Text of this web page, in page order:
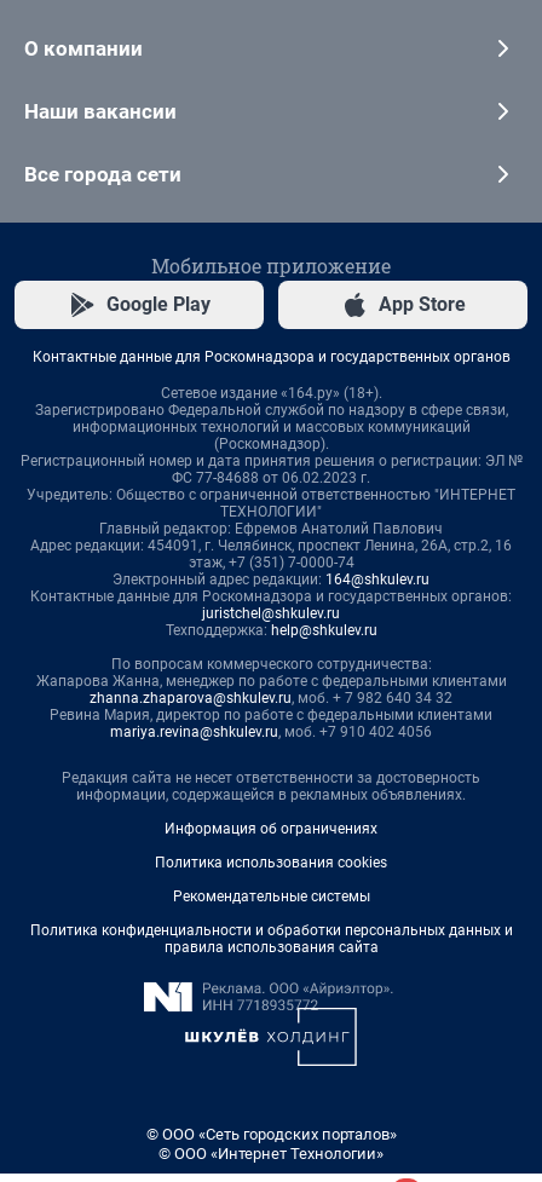
О компании
Наши вакансии
Все города сети
Мобильное приложение
Google Play App Store
Контактные данные для Роскомнадзора и государственных органов
Сетевое издание «164.ру» (18+).
Зарегистрировано Федеральной службой по надзору в сфере связи,
информационных технологий и массовых коммуникаций
(Роскомнадзор).
Регистрационный номер и дата принятия решения о регистрации: ЭЛ №
ФС 77-84688 от 06.02.2023 г.
Учредитель: Общество с ограниченной ответственностью "ИНТЕРНЕТ
ТЕХНОЛОГИИ"
Главный редактор: Ефремов Анатолий Павлович
Адрес редакции: 454091, г. Челябинск, проспект Ленина, 26А, стр.2, 16
этаж, +7 (351) 7-0000-74
Электронный адрес редакции: 164@shkulev.ru
Контактные данные для Роскомнадзора и государственных органов:
juristchel@shkulev.ru
Техподдержка: help@shkulev.ru
По вопросам коммерческого сотрудничества:
Жапарова Жанна, менеджер по работе с федеральными клиентами
zhanna.zhaparova@shkulev.ru, моб. + 7 982 640 34 32
Ревина Мария, директор по работе с федеральными клиентами
mariya.revina@shkulev.ru, моб. +7 910 402 4056
Редакция сайта не несет ответственности за достоверность
информации, содержащейся в рекламных объявлениях.
Информация об ограничениях
Политика использования cookies
Рекомендательные системы
Политика конфиденциальности и обработки персональных данных и
правила использования сайта
© ООО «Сеть городских порталов»
© ООО «Интернет Технологии»